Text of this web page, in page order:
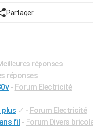
Partager
réponses
réponses
- Forum Electricité
plus ✓ - Forum Electricité
fil - Forum Divers